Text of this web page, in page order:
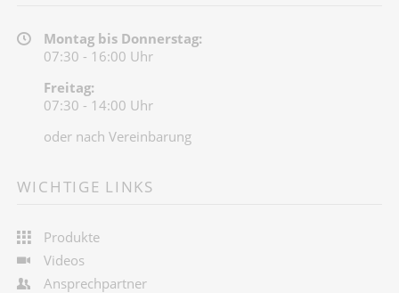
Montag bis Donnerstag:
07:30 - 16:00 Uhr
Freitag:
07:30 - 14:00 Uhr
oder nach Vereinbarung
WICHTIGE LINKS
Produkte
Videos
Ansprechpartner